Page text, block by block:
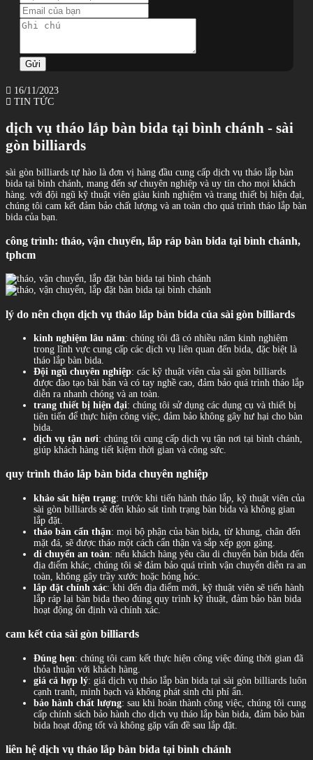
Gửi
16/11/2023
TIN TỨC
dịch vụ tháo lắp bàn bida tại bình chánh - sài
gòn billiards
sài gòn billiards tự hào là đơn vị hàng đầu cung cấp dịch vụ tháo lắp bàn
bida tại bình chánh, mang đến sự chuyên nghiệp và uy tín cho mọi khách
hàng. với đội ngũ kỹ thuật viên giàu kinh nghiệm và trang thiết bị hiện đại,
chúng tôi cam kết đảm bảo chất lượng và an toàn cho quá trình tháo lắp bàn
bida của bạn.
công trình: tháo, vận chuyển, lắp ráp bàn bida tại bình chánh,
tphcm
lý do nên chọn dịch vụ tháo lắp bàn bida của sài gòn billiards
kinh nghiệm lâu năm: chúng tôi đã có nhiều năm kinh nghiệm
trong lĩnh vực cung cấp các dịch vụ liên quan đến bida, đặc biệt là
tháo lắp bàn bida.
Đội ngũ chuyên nghiệp: các kỹ thuật viên của sài gòn billiards
được đào tạo bài bản và có tay nghề cao, đảm bảo quá trình tháo lắp
diễn ra nhanh chóng và an toàn.
trang thiết bị hiện đại: chúng tôi sử dụng các dụng cụ và thiết bị
tiên tiến để thực hiện công việc, đảm bảo không gây hư hại cho bàn
bida.
dịch vụ tận nơi: chúng tôi cung cấp dịch vụ tận nơi tại bình chánh,
giúp khách hàng tiết kiệm thời gian và công sức.
quy trình tháo lắp bàn bida chuyên nghiệp
khảo sát hiện trạng: trước khi tiến hành tháo lắp, kỹ thuật viên của
sài gòn billiards sẽ đến khảo sát tình trạng bàn bida và không gian
lắp đặt.
tháo bàn cẩn thận: mọi bộ phận của bàn bida, từ khung, chân đến
mặt đá, sẽ được tháo một cách cẩn thận và sắp xếp gọn gàng.
di chuyển an toàn: nếu khách hàng yêu cầu di chuyển bàn bida đến
địa điểm khác, chúng tôi sẽ đảm bảo quá trình vận chuyển diễn ra an
toàn, không gây trầy xước hoặc hỏng hóc.
lắp đặt chính xác: khi đến địa điểm mới, kỹ thuật viên sẽ tiến hành
lắp ráp lại bàn bida theo đúng quy trình kỹ thuật, đảm bảo bàn bida
hoạt động ổn định và chính xác.
cam kết của sài gòn billiards
Đúng hẹn: chúng tôi cam kết thực hiện công việc đúng thời gian đã
thỏa thuận với khách hàng.
giá cả hợp lý: giá dịch vụ tháo lắp bàn bida tại sài gòn billiards luôn
cạnh tranh, minh bạch và không phát sinh chi phí ẩn.
bảo hành chất lượng: sau khi hoàn thành công việc, chúng tôi cung
cấp chính sách bảo hành cho dịch vụ tháo lắp bàn bida, đảm bảo bàn
bida hoạt động tốt và không gặp vấn đề sau lắp đặt.
liên hệ dịch vụ tháo lắp bàn bida tại bình chánh